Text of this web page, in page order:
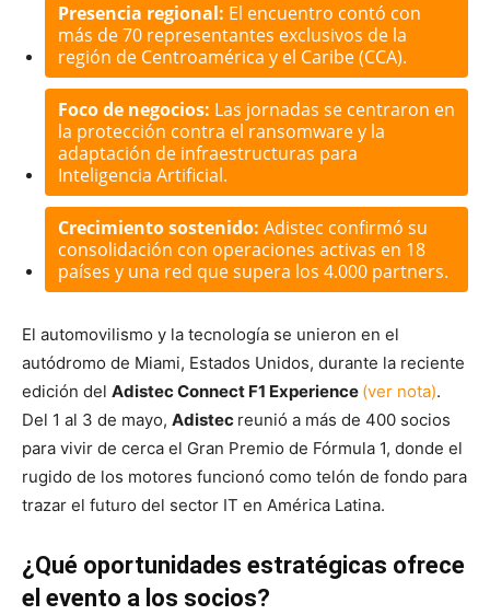
Presencia regional: El encuentro contó con
más de 70 representantes exclusivos de la
región de Centroamérica y el Caribe (CCA).
Foco de negocios: Las jornadas se centraron en
la protección contra el ransomware y la
adaptación de infraestructuras para
Inteligencia Artificial.
Crecimiento sostenido: Adistec confirmó su
consolidación con operaciones activas en 18
países y una red que supera los 4.000 partners.
El automovilismo y la tecnología se unieron en el
autódromo de Miami, Estados Unidos, durante la reciente
edición del Adistec Connect F1 Experience (ver nota).
Del 1 al 3 de mayo, Adistec reunió a más de 400 socios
para vivir de cerca el Gran Premio de Fórmula 1, donde el
rugido de los motores funcionó como telón de fondo para
trazar el futuro del sector IT en América Latina.
¿Qué oportunidades estratégicas ofrece
el evento a los socios?